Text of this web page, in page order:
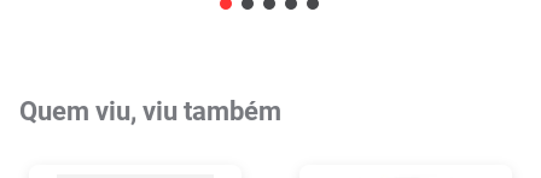
Quem viu, viu também